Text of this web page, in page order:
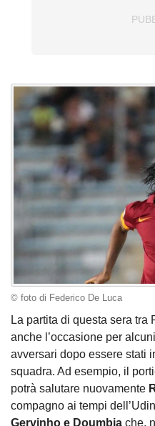
© foto di Federico De Luca
La partita di questa sera tra
anche l’occasione per
avversari dopo essere stati
squadra. Ad esempio, il
potrà salutare nuovamente
compagno ai tempi
Gervinho e Doumbia che,